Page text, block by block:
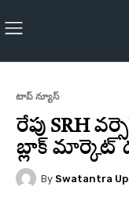
టాప్ న్యూస్
రేపు SRH
బ్లాక్ మార్కెట్
By Swatantra